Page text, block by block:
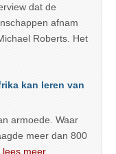
dat de
afnam
Roberts. Het
kan leren van
armoede. Waar
meer dan 800
lees meer